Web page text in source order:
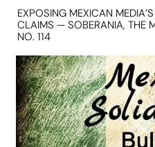
EXPOSING MEXICAN
CLAIMS — SOBERANIA, THE
NO. 114